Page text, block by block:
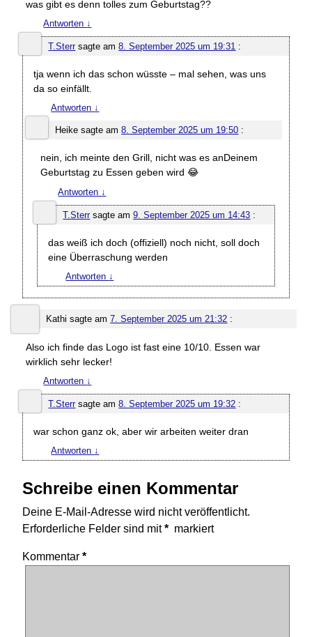
was gibt es denn tolles zum Geburtstag??
Antworten ↓
T.Sterrsagte am8. September 2025 um 19:31 :
tja wenn ich das schon wüsste – mal sehen, was uns
da so einfällt.
Antworten ↓
Heike sagte am8. September 2025 um 19:50 :
nein, ich meinte den Grill, nicht was es anDeinem
Geburtstag zu Essen geben wird 😂
Antworten ↓
T.Sterrsagte am9. September 2025 um 14:43 :
das weiß ich doch (offiziell) noch nicht, soll doch
eine Überraschung werden
Antworten ↓
Kathi sagte am7. September 2025 um 21:32 :
Also ich finde das Logo ist fast eine 10/10. Essen war
wirklich sehr lecker!
Antworten ↓
T.Sterrsagte am8. September 2025 um 19:32 :
war schon ganz ok, aber wir arbeiten weiter dran
Antworten ↓
Schreibe einen Kommentar
Deine E-Mail-Adresse wird nicht veröffentlicht.
Erforderliche Felder sind mit* markiert
Kommentar*